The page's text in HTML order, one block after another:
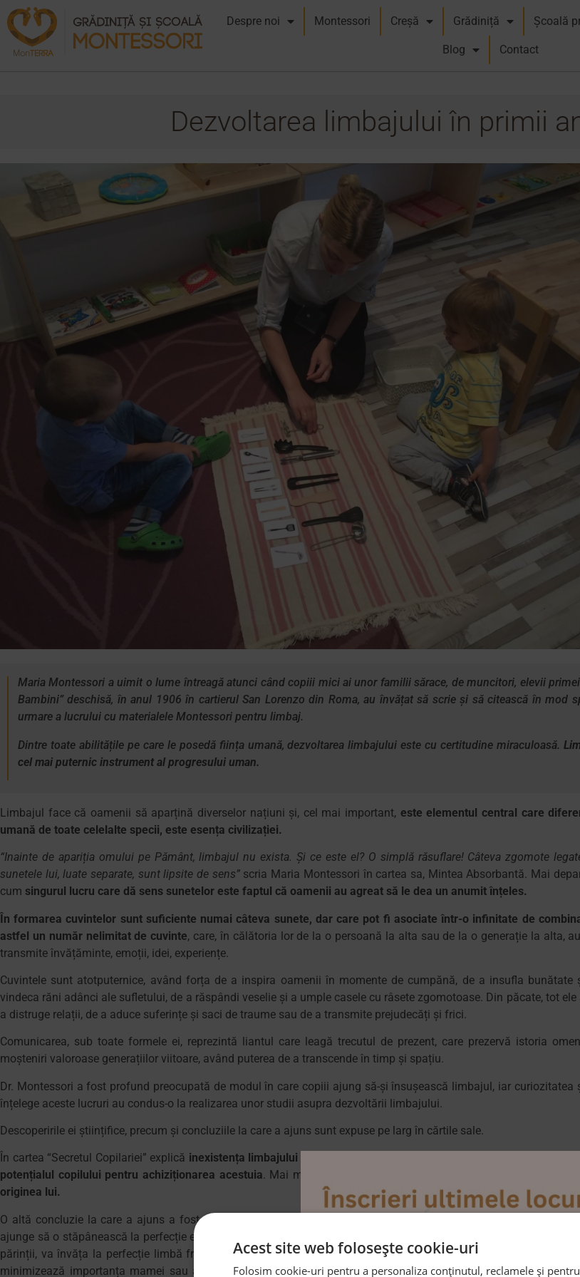
Despre noi Montessori Creșă Grădiniță Școală
Blog Contact
Dezvoltarea limbajului în primii
Maria Montessori a uimit o lume întreagă atunci când copiii mici ai unor familii sărace, de muncitori, elevii primei
Bambini” deschisă, în anul 1906 în cartierul San Lorenzo din Roma, au învățat să scrie și să citească în mod
urmare a lucrului cu materialele Montessori pentru limbaj.
Dintre toate abilitățile pe care le posedă ființa umană, dezvoltarea limbajului este cu certitudine miraculoasă.
cel mai puternic instrument al progresului uman.
Limbajul face că oamenii să aparțină diverselor națiuni și, cel mai important, este elementul central care
umană de toate celelalte specii, este esența civilizației.
“Inainte de apariția omului pe Pământ, limbajul nu exista. Și ce este el? O simplă răsuflare! Câteva zgomote
sunetele lui, luate separate, sunt lipsite de sens”scria Maria Montessori în cartea sa, Mintea Absorbantă. Mai
cum singurul lucru care dă sens sunetelor este faptul că oamenii au agreat să le dea un anumit înțeles.
În formarea cuvintelor sunt suficiente numai câteva sunete, dar care pot fi asociate într-o infinitate de
astfel un număr nelimitat de cuvinte, care, în călătoria lor de la o persoană la alta sau de la o generație la alta,
transmite învățăminte, emoții, idei, experiențe.
Cuvintele sunt atotputernice, având forța de a inspira oamenii în momente de cumpănă, de a insufla bunătate
vindeca răni adânci ale sufletului, de a răspândi veselie și a umple casele cu râsete zgomotoase. Din păcate, tot ele
a distruge relații, de a aduce suferințe și saci de traume sau de a transmite prejudecăți și frici.
Comunicarea, sub toate formele ei, reprezintă liantul care leagă trecutul de prezent, care prezervă istoria
moșteniri valoroase generațiilor viitoare, având puterea de a transcende în timp și spațiu.
Dr. Montessori a fost profund preocupată de modul în care copiii ajung să-și însușească limbajul, iar curiozitatea
înțelege aceste lucruri au condus-o la realizarea unor studii asupra dezvoltării limbajului.
Descoperirile ei științifice, precum și concluziile la care a ajuns sunt expuse pe larg în cărtile sale.
În cartea “Secretul Copilariei” explică inexistența limbajului la naștere. Ceea ce există în realitate, spune ea, este
potențialul copilului pentru achiziționarea acestuia. Mai mult,
copilul are potențialul de a învăța orice limbă
originea lui.
O altă concluzie la care a ajuns a fost că
ajunge să o stăpânească la perfecție este denumită limba mamă. În eventualitatea tragică în care un bebeluș
părinții, va învăța la perfecție limbă franceză dacă ar fi adoptat de o familie din Franța. Ar vorbi-o ca un nativ.
minimizează importanța mamei sau a părinților în viață copilului lor, ci vrea doar să scoată la iveală faptul
Acest site web folosește cookie-uri
Folosim cookie-uri pentru a personaliza conținutul, reclamele și